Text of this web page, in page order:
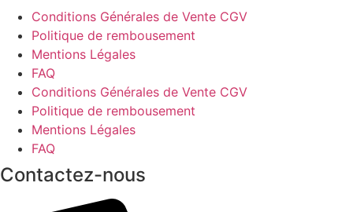
Conditions Générales de Vente CGV
Politique de rembousement
Mentions Légales
FAQ
Conditions Générales de Vente CGV
Politique de rembousement
Mentions Légales
FAQ
Contactez-nous